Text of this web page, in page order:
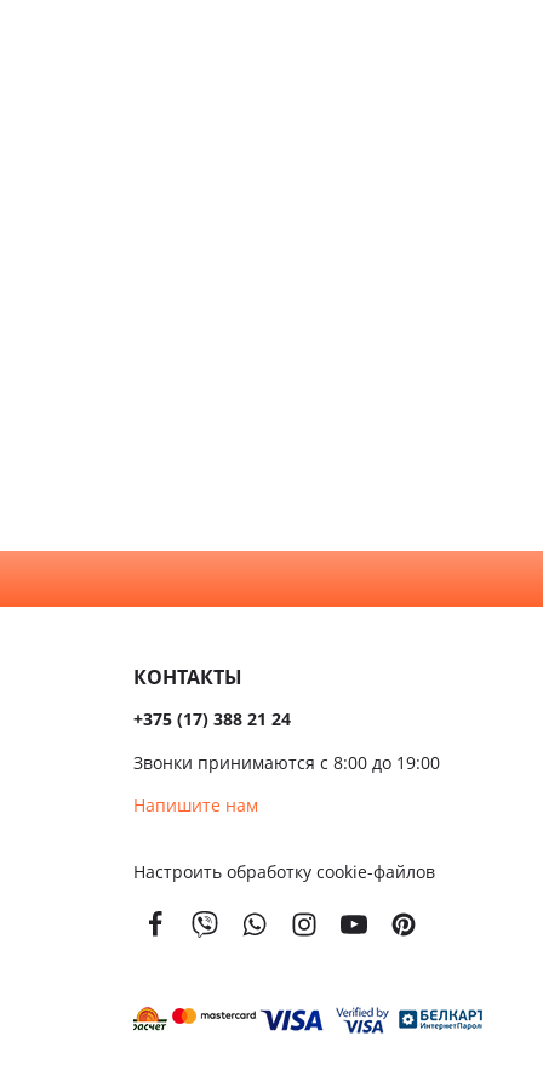
КОНТАКТЫ
+375 (17) 388 21 24
Звонки принимаются с 8:00 до 19:00
Напишите нам
Настроить обработку cookie-файлов